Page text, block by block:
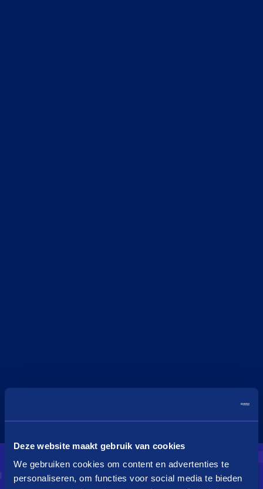
Deze website maakt gebruik van cookies
We gebruiken cookies om content en advertenties te
personaliseren, om functies voor social media te bieden